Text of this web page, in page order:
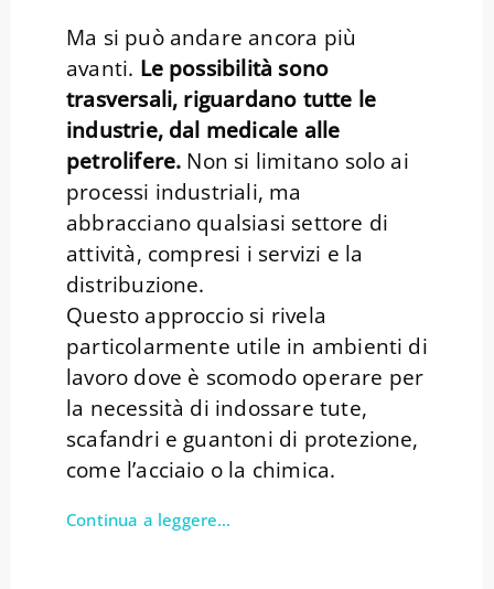
Ma si può andare ancora più
avanti. Le possibilità sono
trasversali, riguardano tutte le
industrie, dal medicale alle
petrolifere. Non si limitano solo ai
processi industriali, ma
abbracciano qualsiasi settore di
attività, compresi i servizi e la
distribuzione.
Questo approccio si rivela
particolarmente utile in ambienti di
lavoro dove è scomodo operare per
la necessità di indossare tute,
scafandri e guantoni di protezione,
come l’acciaio o la chimica.
Continua a leggere…